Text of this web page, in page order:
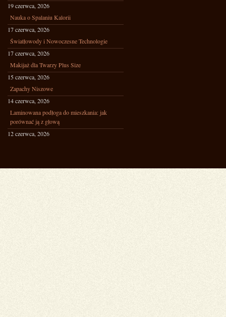
19 czerwca, 2026
Nauka o Spalaniu Kalorii
17 czerwca, 2026
Światłowody i Nowoczesne Technologie
17 czerwca, 2026
Makijaż dla Twarzy Plus Size
15 czerwca, 2026
Zapachy Niszowe
14 czerwca, 2026
Laminowana podłoga do mieszkania: jak
porównać ją z głową
12 czerwca, 2026